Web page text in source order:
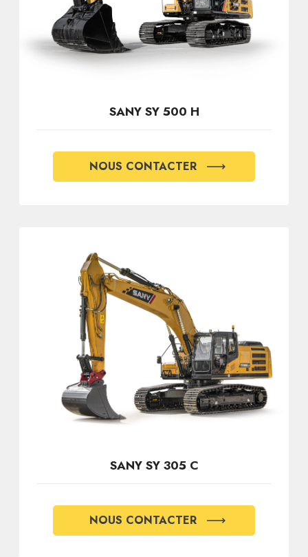
SANY SY 500 H
NOUS CONTACTER
SANY SY 305 C
NOUS CONTACTER